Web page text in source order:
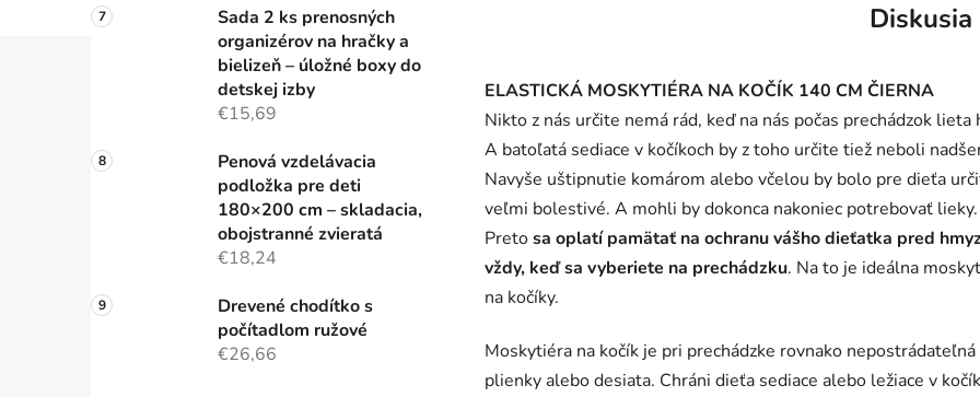
Sada 2 ks prenosných
organizérov na hračky a
bielizeň – úložné boxy do
detskej izby
€15,69
Penová vzdelávacia
podložka pre deti
180×200 cm – skladacia,
obojstranné zvieratá
€18,24
Drevené chodítko s
počítadlom ružové
€26,66
Diskusia
ELASTICKÁ MOSKYTIÉRA NA KOČÍK 140 CM ČIERNA
Nikto z nás určite nemá rád, keď na nás počas prechádzok lieta
A batoľatá sediace v kočíkoch by z toho určite tiež neboli
Navyše uštipnutie komárom alebo včelou by bolo pre dieťa
veľmi bolestivé. A mohli by dokonca nakoniec potrebovať lieky.
Pretosa oplatí pamätať na ochranu vášho dieťatka pred
vždy, keď sa vyberiete na prechádzku. Na to je ideálna
na kočíky.
Moskytiéra na kočík je pri prechádzke rovnako nepostrádateľná
plienky alebo desiata. Chráni dieťa sediace alebo ležiace v